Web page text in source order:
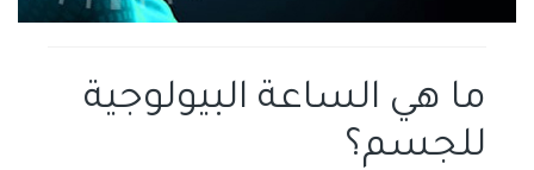
ما هي الساعة البيولوجية
للجسم؟